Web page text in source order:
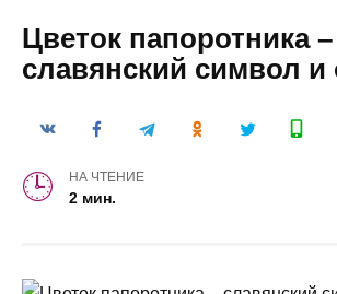
Цветок папоротника –
славянский символ и
НА ЧТЕНИЕ
2 мин.